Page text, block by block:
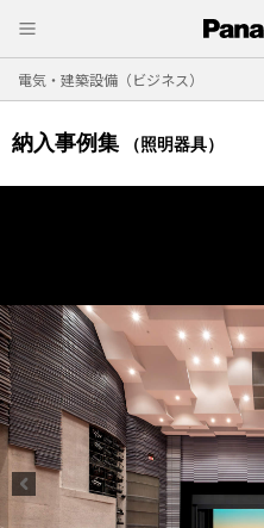
電気・建築設備（ビジネス）
納入事例集 （照明器具）